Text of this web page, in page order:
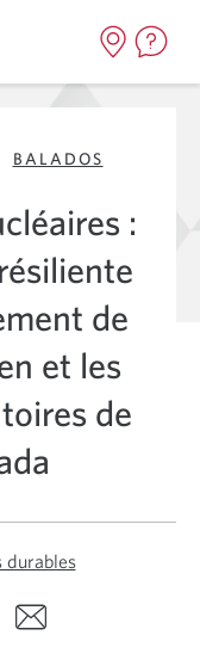
BALADOS
:
de
et les
de
durables